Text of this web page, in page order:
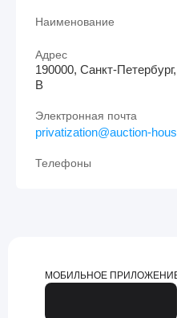
Наименование
Адрес
190000, Санкт-
В
Электронная почта
privatization@auction-
Телефоны
МОБИЛЬНОЕ